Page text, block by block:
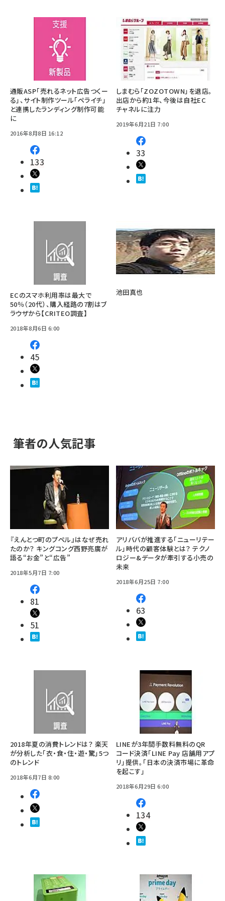
通販ASP「売れるネット広告つくー
る」、サイト制作ツール「ペライチ」
と連携したランディング制作可能
に
2016年8月8日 16:12
133
しまむら「ZOZOTOWN」を退店。
出店から約1年、今後は自社EC
チャネルに注力
2019年6月21日 7:00
33
ECのスマホ利用率は最大で
50％（20代）、購入経路の7割はブ
ラウザから【CRITEO調査】
2018年8月6日 6:00
45
池田真也
筆者の人気記事
『えんとつ町のプペル』はなぜ売れ
たのか？ キングコング西野亮廣が
語る“お金”と“広告”
2018年5月7日 7:00
81
51
アリババが推進する「ニューリテー
ル」時代の顧客体験とは？ テクノ
ロジー&データが牽引する小売の
未来
2018年6月25日 7:00
63
2018年夏の消費トレンドは？ 楽天
が分析した「衣・食・住・遊・驚」5つ
のトレンド
2018年6月7日 8:00
LINEが3年間手数料無料のQR
コード決済「LINE Pay 店舗用アプ
リ」提供。「日本の決済市場に革命
を起こす」
2018年6月29日 6:00
134